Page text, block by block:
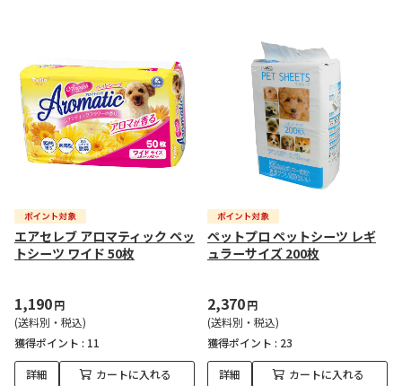
エアセレブ アロマティック ペッ
トシーツ ワイド 50枚
1,190円
(送料別・税込)
獲得ポイント : 11
詳細 カートに入れる
ペットプロ ペットシーツ レギ
ュラーサイズ 200枚
2,370円
(送料別・税込)
獲得ポイント : 23
詳細 カートに入れる